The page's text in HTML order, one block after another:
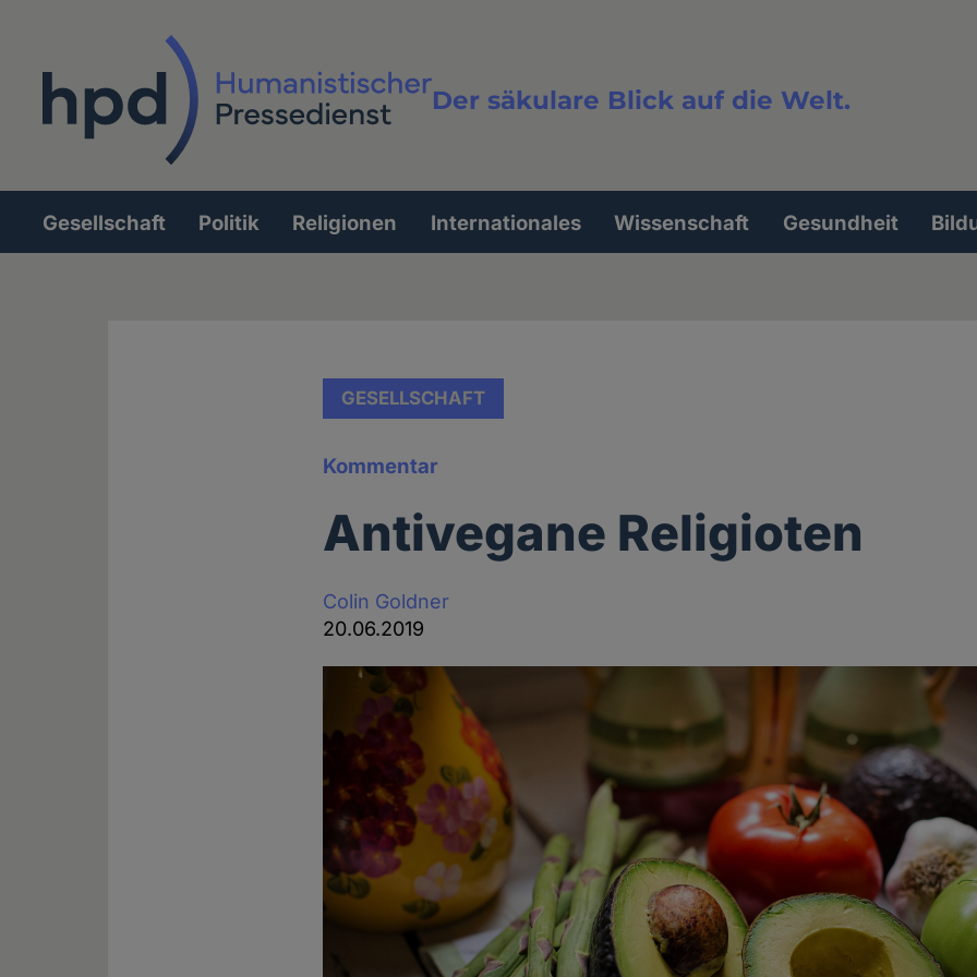
Der säkulare Blick auf die Welt.
Volltextsuche
Hauptnavigation
Gesellschaft Politik Religionen Internationales Wissenschaft Gesundheit
GESELLSCHAFT
Kommentar
Antivegane Religioten
Colin Goldner
20.06.2019